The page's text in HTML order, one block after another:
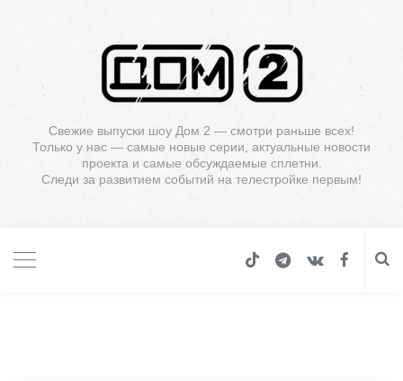
Свежие выпуски шоу Дом 2 — смотри раньше всех!
Только у нас — самые новые серии, актуальные новости
проекта и самые обсуждаемые сплетни.
Следи за развитием событий на телестройке первым!